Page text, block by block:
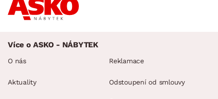
Více o ASKO - NÁBYTEK
O nás
Aktuality
Reklamace
Odstoupení od smlouvy